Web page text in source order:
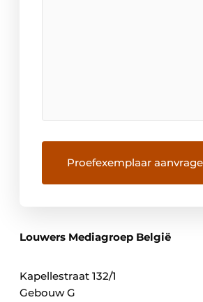
Louwers Mediagroep België
Kapellestraat 132/1
Gebouw G